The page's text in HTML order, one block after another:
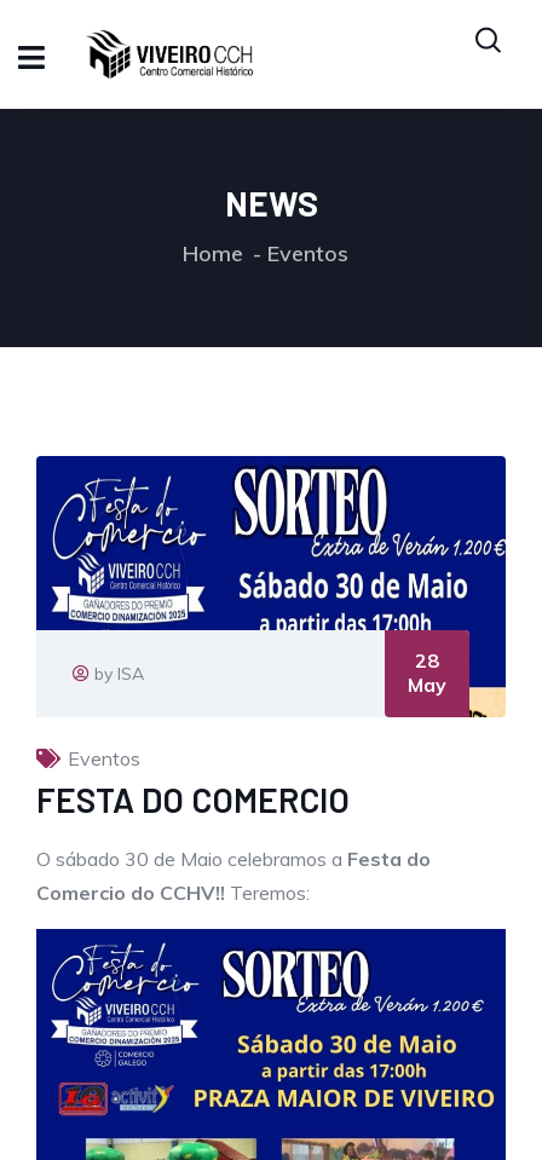
NEWS
Home Eventos
by ISA
28
May
Eventos
FESTA DO COMERCIO
O sábado 30 de Maio celebramos a Festa do
Comercio do CCHV!! Teremos: